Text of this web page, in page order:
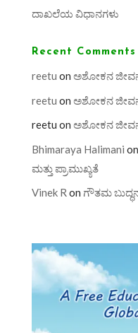
ದಾಖಲೆಯ ವಿಧಾನಗಳು
Recent Comments
reetu on ಅಶೋಕನ ಜೀವನ
reetu on ಅಶೋಕನ ಜೀವನ
reetu on ಅಶೋಕನ ಜೀವನ
Bhimaraya Halimani on
ಮತ್ತು ಪ್ರಾಮುಖ್ಯತೆ
Vinek R on ಗೌತಮ